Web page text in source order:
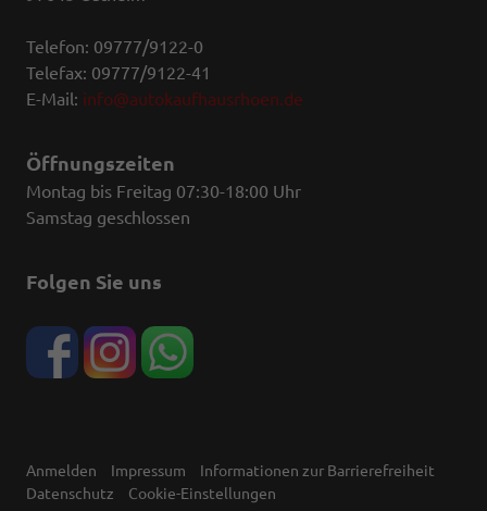
Telefon: 09777/9122-0
Telefax: 09777/9122-41
E-Mail: info@autokaufhausrhoen.de
Öffnungszeiten
Montag bis Freitag 07:30-18:00 Uhr
Samstag geschlossen
Folgen Sie uns
Anmelden Impressum
Informationen zur Barrierefreiheit
Datenschutz
Cookie-Einstellungen